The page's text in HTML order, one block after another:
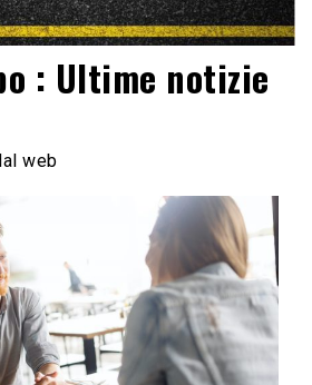
: Ultime notizie
web